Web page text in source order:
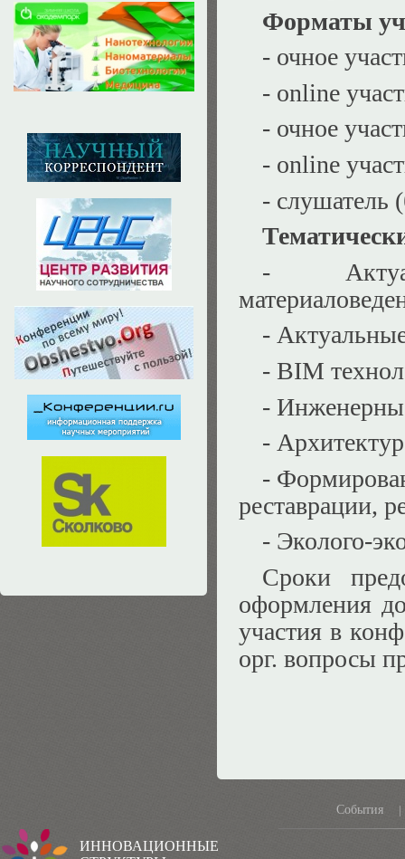
Форматы
- очное
- оnline
- очное
- оnline
- слушатель
-
-
- BIM
-
-
-
реставрации,
- Эколого-
Сроки
оформления
участия в
орг. вопросы
События |
ИННОВАЦИОННЫЕ